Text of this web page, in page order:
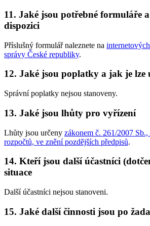
11. Jaké jsou potřebné formuláře
dispozici
Příslušný formulář naleznete na
správy České republiky.
12. Jaké jsou poplatky a jak je lze
Správní poplatky nejsou stanoveny.
13. Jaké jsou lhůty pro vyřízení
Lhůty jsou určeny zákonem č. 261/2007
rozpočtů, ve znění pozdějších předpisů.
14. Kteří jsou další účastníci
situace
Další účastníci nejsou stanoveni.
15. Jaké další činnosti jsou po